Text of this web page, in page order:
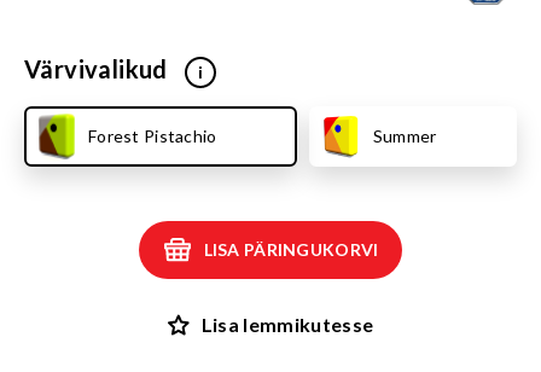
Värvivalikud i
Forest Pistachio Summer
LISA PÄRINGUKORVI
Lisa lemmikutesse